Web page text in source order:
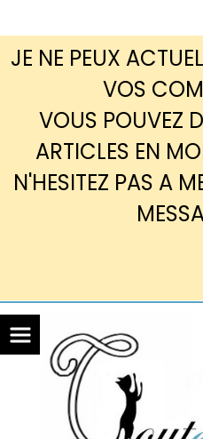
JE NE PEUX
VOS
VOUS POUVEZ
ARTICLES EN
N'HESITEZ PAS A